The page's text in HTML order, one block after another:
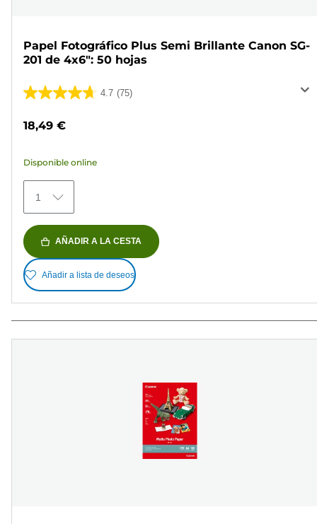
Papel Fotográfico Plus Semi Brillante Canon SG-
201 de 4x6": 50 hojas
4.7 (75)
4.7
5
75
reseñas
18,49 €
Disponible online
1
AÑADIR A LA CESTA
Añadir a lista de deseos